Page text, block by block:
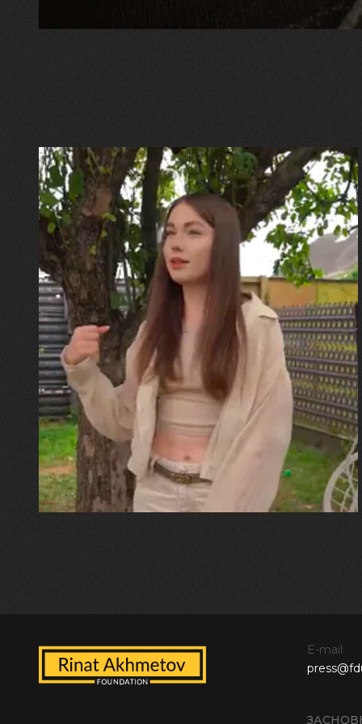
30.07.2026
Калина, Дарина та Віра Папроцькі
"Хвиля була, як від моря,
прозора і велика… Я ледве
встигла схопити племінницю"
E-mail: